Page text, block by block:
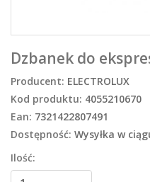
Dzbanek do
Producent: ELECTROLUX
Kod produktu: 4055210670
Ean: 7321422807491
Dostępność: Wysyłka w
Ilość: